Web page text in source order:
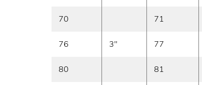
70 71
76 3" 77
80 81